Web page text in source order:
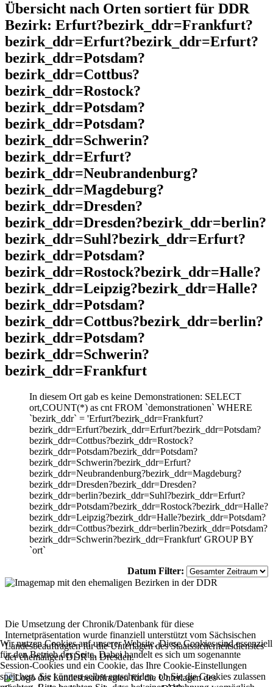
Übersicht nach Orten sortiert für DDR
Bezirk: Erfurt?bezirk_ddr=Frankfurt?
bezirk_ddr=Erfurt?bezirk_ddr=Erfurt?
bezirk_ddr=Potsdam?
bezirk_ddr=Cottbus?
bezirk_ddr=Rostock?
bezirk_ddr=Potsdam?
bezirk_ddr=Potsdam?
bezirk_ddr=Schwerin?
bezirk_ddr=Erfurt?
bezirk_ddr=Neubrandenburg?
bezirk_ddr=Magdeburg?
bezirk_ddr=Dresden?
bezirk_ddr=Dresden?bezirk_ddr=berlin?
bezirk_ddr=Suhl?bezirk_ddr=Erfurt?
bezirk_ddr=Potsdam?
bezirk_ddr=Rostock?bezirk_ddr=Halle?
bezirk_ddr=Leipzig?bezirk_ddr=Halle?
bezirk_ddr=Potsdam?
bezirk_ddr=Cottbus?bezirk_ddr=berlin?
bezirk_ddr=Potsdam?
bezirk_ddr=Schwerin?
bezirk_ddr=Frankfurt
In diesem Ort gab es keine Demonstrationen: SELECT
ort,COUNT(*) as cnt FROM `demonstrationen` WHERE
`bezirk_ddr` = 'Erfurt?bezirk_ddr=Frankfurt?
bezirk_ddr=Erfurt?bezirk_ddr=Erfurt?bezirk_ddr=Potsdam?
bezirk_ddr=Cottbus?bezirk_ddr=Rostock?
bezirk_ddr=Potsdam?bezirk_ddr=Potsdam?
bezirk_ddr=Schwerin?bezirk_ddr=Erfurt?
bezirk_ddr=Neubrandenburg?bezirk_ddr=Magdeburg?
bezirk_ddr=Dresden?bezirk_ddr=Dresden?
bezirk_ddr=berlin?bezirk_ddr=Suhl?bezirk_ddr=Erfurt?
bezirk_ddr=Potsdam?bezirk_ddr=Rostock?bezirk_ddr=Halle?
bezirk_ddr=Leipzig?bezirk_ddr=Halle?bezirk_ddr=Potsdam?
bezirk_ddr=Cottbus?bezirk_ddr=berlin?bezirk_ddr=Potsdam?
bezirk_ddr=Schwerin?bezirk_ddr=Frankfurt' GROUP BY
`ort`
Datum Filter:
Die Umsetzung der Chronik/Datenbank für diese
Internetpräsentation wurde finanziell unterstützt vom Sächsischen
Landesbeauftragten für die Unterlagen des Staatssicherheitsdienstes
der ehemaligen DDR in Dresden.
Wir nutzen Cookies auf unserer Website. Diese Cookies sind essenziell
für den Betrieb der Seite. Dabei handelt es sich um sogenannte
Session-Cookies und ein Cookie, das Ihre Cookie-Einstellungen
speichert. Sie können selbst entscheiden, ob Sie die Cookies zulassen